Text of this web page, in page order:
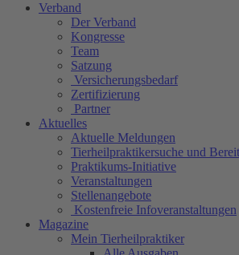
Verband
Der Verband
Kongresse
Team
Satzung
Versicherungsbedarf
Zertifizierung
Partner
Aktuelles
Aktuelle Meldungen
Tierheilpraktikersuche und
Praktikums-Initiative
Veranstaltungen
Stellenangebote
Kostenfreie Infoveranstaltungen
Magazine
Mein Tierheilpraktiker